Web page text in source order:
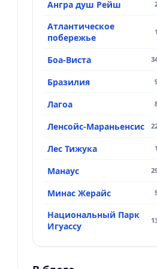
Ангра душ Рейш
Атлантическое
побережье
Боа-Виста
Бразилия
Лагоа
Ленсойс-Мараньенсис
Лес Тижука
Манаус
Минас Жерайс
Национальный Парк
Игуассу